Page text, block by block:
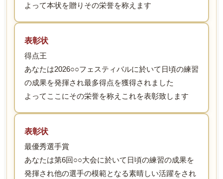
よって本状を贈りその栄誉を称えます
表彰状
得点王
あなたは2026○○フェスティバルに於いて日頃の練習
の成果を発揮され最多得点を獲得されました
よってここにその栄誉を称えこれを表彰致します
表彰状
最優秀選手賞
あなたは第6回○○大会に於いて日頃の練習の成果を
発揮され他の選手の模範となる素晴しい活躍をされ